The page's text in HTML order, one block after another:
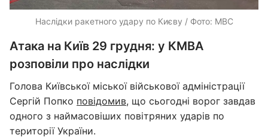
Наслідки ракетного удару по Києву / Фото: МВС
Атака на Київ 29 грудня: у КМВА
розповіли про наслідки
Голова Київської міської військової адміністрації
Сергій Попко повідомив, що сьогодні ворог завдав
одного з наймасовіших повітряних ударів по
території України.